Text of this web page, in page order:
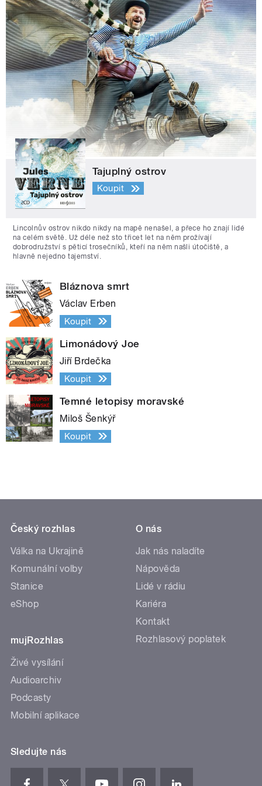
Tajuplný ostrov
Koupit
Lincolnův ostrov nikdo nikdy na mapě nenašel, a přece ho znají lidé
na celém světě. Už déle než sto třicet let na něm prožívají
dobrodružství s pěticí trosečníků, kteří na něm našli útočiště, a
hlavně nejedno tajemství.
Bláznova smrt
Václav Erben
Koupit
Limonádový Joe
Jiří Brdečka
Koupit
Temné letopisy moravské
Miloš Šenkýř
Koupit
Český rozhlas
Válka na Ukrajině
Komunální volby
Stanice
eShop
mujRozhlas
Živé vysílání
Audioarchiv
Podcasty
Mobilní aplikace
O nás
Jak nás naladíte
Nápověda
Lidé v rádiu
Kariéra
Kontakt
Rozhlasový poplatek
Sledujte nás